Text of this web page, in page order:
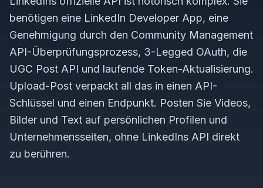
benötigen eine LinkedIn Developer App, eine
Genehmigung durch den Community Management
API-Überprüfungsprozess, 3-Legged OAuth, die
UGC Post API und laufende Token-Aktualisierung.
Upload-Post verpackt all das in einen API-
Schlüssel und einen Endpunkt. Posten Sie Videos,
Bilder und Text auf persönlichen Profilen und
Unternehmensseiten, ohne LinkedIns API direkt
zu berühren.